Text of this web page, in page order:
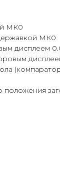
МК0
МК0
дисплеем
положения